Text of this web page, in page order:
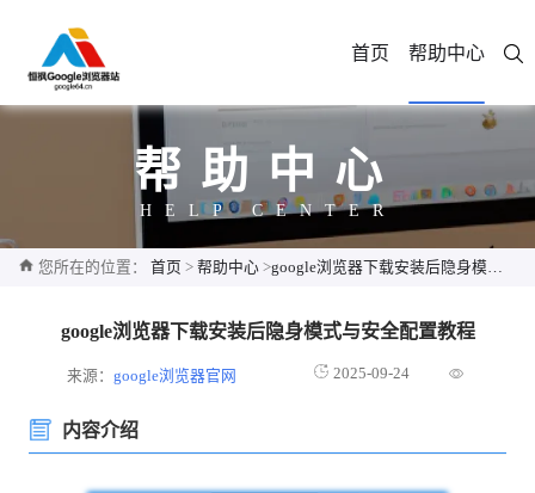
首页 帮助中心
帮助中心
HELP CENTER
您所在的位置： 首页 > 帮助中心 >google浏览器下载安装后隐身模式与安全配置教程
google浏览器下载安装后隐身模式与安全配置教程
来源：google浏览器官网 2025-09-24
内容介绍